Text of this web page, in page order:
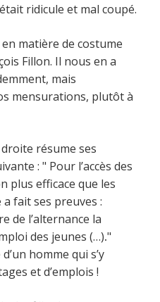
ridicule et mal coupé.
en matière de costume
Fillon. Il nous en a
mais
mensurations, plutôt à
résume ses
: " Pour l’accès des
plus efficace que les
fait ses preuves :
de l’alternance la
des jeunes (…)."
homme qui s’y
et d’emplois !